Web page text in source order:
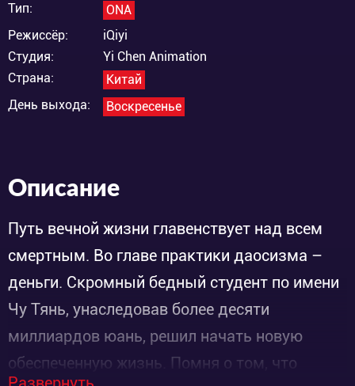
Тип:
ONA
Режиссёр:
iQiyi
Студия:
Yi Chen Animation
Страна:
Китай
День выхода:
Воскресенье
Описание
Путь вечной жизни главенствует над всем
смертным. Во главе практики даосизма –
деньги. Скромный бедный студент по имени
Чу Тянь, унаследовав более десяти
миллиардов юань, решил начать новую
обеспеченную жизнь. Помня о том, что